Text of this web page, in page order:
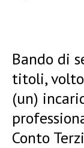
Bando di
titoli,
(un)
Conto